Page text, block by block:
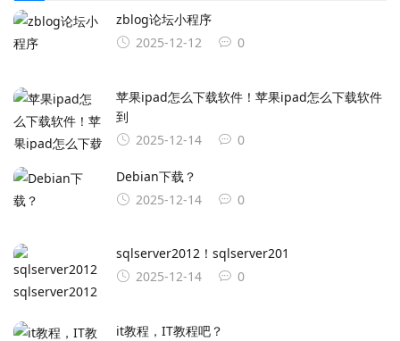
zblog论坛小程序
2025-12-12
0
苹果ipad怎么下载软件！苹果ipad怎么下载软件
到
2025-12-14
0
Debian下载？
2025-12-14
0
sqlserver2012！sqlserver201
2025-12-14
0
it教程，IT教程吧？